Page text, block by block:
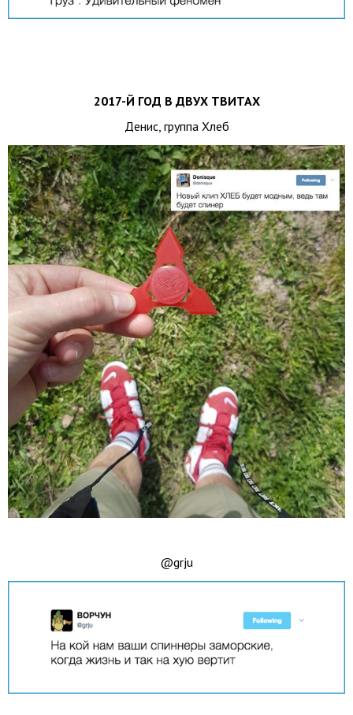
2017-Й ГОД В ДВУХ ТВИТАХ
Денис, группа Хлеб
@grju